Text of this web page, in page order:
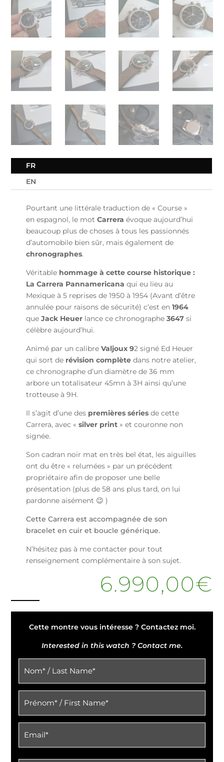
FR
EN
Pourtant une littérale traduction de « Course »
en espagnol, le motCarrera évoque aujourd’hui
beaucoup plus de choses à tous les passionnés
d’automobile bien sûr, mais également de
chronographes.
Véritable hommage à cette course historique :
La Carrera Pannamericana qui eu lieu au
Mexique à 5 reprises de 1950 à 1954 (Avant d’être
annulée pour raisons de sécurité) c’est en1964
queJack Heuer lance ce chronographe3647 si
célèbre aujourd’hui.
Animé par un calibreValjoux 92 signé Ed Heuer
qui sort de révision complète dans notre atelier,
ce chronographe d’un diamètre de 36 mm
arbore un totalisateur 45mn à 3H ainsi qu’une
trotteuse à 9H.
Il s’agit d’une des premières séries de cette
Carrera, avec «silver print » et couronne non
signée.
Son cadran noir mat en très bel état, les aiguilles
ont du être « relumées » par un précédent
propriétaire afin de proposer une belle
présentation (plus de 58 ans plus tard, on lui
pardonne aisément 😉 )
Cette Carrera est accompagnée de son
bracelet en cuir et boucle générique.
N’hésitez pas à me contacter pour tout
renseignement complémentaire à son sujet.
6.990,00€
Cette montre vous intéresse ? Contactez moi.
Interested in this watch ? Contact me.